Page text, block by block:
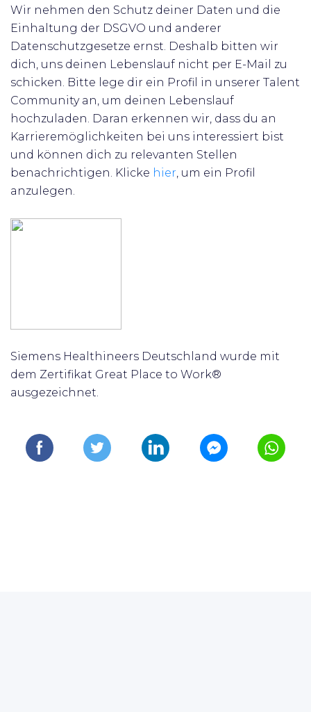
Wir nehmen den Schutz deiner Daten und die
Einhaltung der DSGVO und anderer
Datenschutzgesetze ernst. Deshalb bitten wir
dich, uns deinen Lebenslauf nicht per E-Mail zu
schicken. Bitte lege dir ein Profil in unserer Talent
Community an, um deinen Lebenslauf
hochzuladen. Daran erkennen wir, dass du an
Karrieremöglichkeiten bei uns interessiert bist
und können dich zu relevanten Stellen
benachrichtigen. Klicke hier, um ein Profil
anzulegen.
Siemens Healthineers Deutschland wurde mit
dem Zertifikat Great Place to Work®
ausgezeichnet.